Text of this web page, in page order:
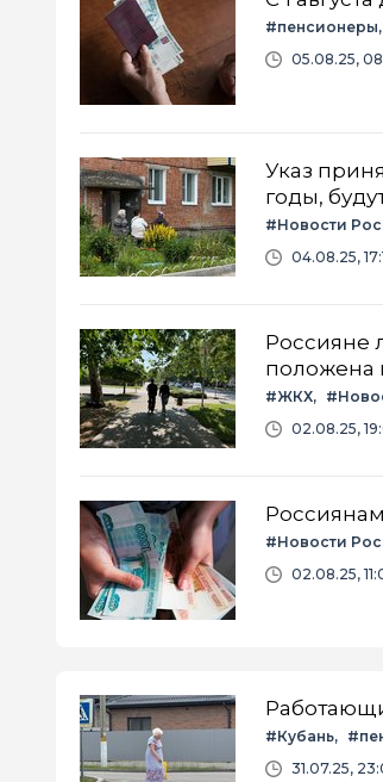
#пенсионеры
05.08.25,
Указ
годы,
#Новости
04.08.25,
Россияне
положена
#ЖКХ
02.08.25,
#Новости
02.08.25,
#Кубань
31.07.25,